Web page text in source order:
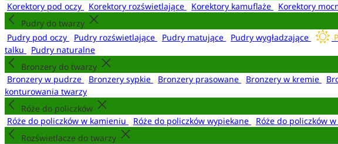
Korektory pod oczy
Korektory rozświetlające Korektory kamuflaże Korektory
Pudry do twarzy
Pudry pod oczy
Pudry rozświetlające Pudry matujące Pudry wygładzające
talku
Pudry naturalne
Bronzery do twarzy
Bronzery w pudrze
Bronzery sypkie Bronzery prasowane Bronzery w kremie
konturowania twarzy
Róże do policzków
Róże do policzków w kamieniu
Róże do policzków wypiekane Róże do policzków
Rozświetlacze do twarzy